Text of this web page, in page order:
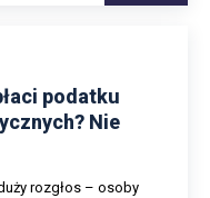
podatku
Nie
rozgłos – osoby